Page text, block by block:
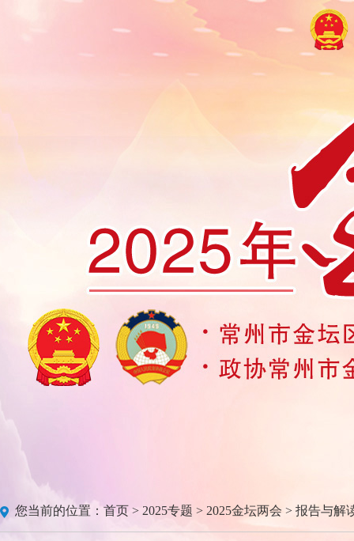
您当前的位置： 首页 > 2025专题 > 2025金坛两会 > 报告与解